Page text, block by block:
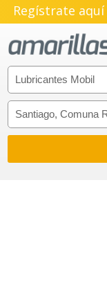
Regístrate